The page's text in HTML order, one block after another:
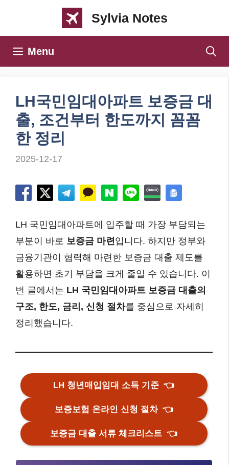
Sylvia Notes
Menu
LH국민임대아파트 보증금 대
출, 조건부터 한도까지 꼼꼼
한 정리
2025-12-17
LH 국민임대아파트에 입주할 때 가장 부담되는
부분이 바로 보증금 마련입니다. 하지만 정부와
금융기관이 협력해 마련한 보증금 대출 제도를
활용하면 초기 부담을 크게 줄일 수 있습니다. 이
번 글에서는 LH 국민임대아파트 보증금 대출의
구조, 한도, 금리, 신청 절차를 중심으로 자세히
정리했습니다.
LH 청년매입임대 소득 기준👈
보증보험 온라인 신청 절차👈
보증금 대출 서류 체크리스트👈